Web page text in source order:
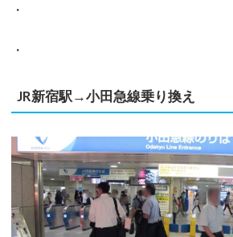
・
・
JR新宿駅→小田急線乗り換え